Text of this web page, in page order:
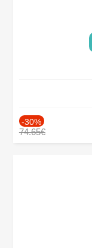
-30%
74.65€